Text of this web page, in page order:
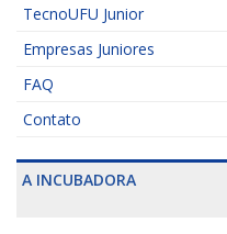
TecnoUFU Junior
Empresas Juniores
FAQ
Contato
A INCUBADORA